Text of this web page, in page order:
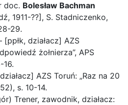
doc. Bolesław Bachman
1911-??], S. Stadniczenko,
29.
[ppłk, działacz] AZS
żołnierza”, APS
16.
AZS Toruń: „Raz na 20
s. 10-14.
Trener, zawodnik, działacz: